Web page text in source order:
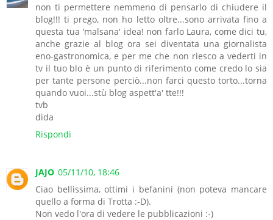
non ti permettere nemmeno di pensarlo di chiudere il
blog!!! ti prego, non ho letto oltre...sono arrivata fino a
questa tua 'malsana' idea! non farlo Laura, come dici tu,
anche grazie al blog ora sei diventata una giornalista
eno-gastronomica, e per me che non riesco a vederti in
tv il tuo blo è un punto di riferimento come credo lo sia
per tante persone perciò...non farci questo torto...torna
quando vuoi...stù blog aspett'a' tte!!!
tvb
dida
Rispondi
JAJO 05/11/10, 18:46
Ciao bellissima, ottimi i befanini (non poteva mancare
quello a forma di Trotta :-D).
Non vedo l'ora di vedere le pubblicazioni :-)